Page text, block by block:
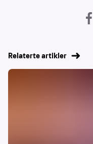
Relaterte artikler